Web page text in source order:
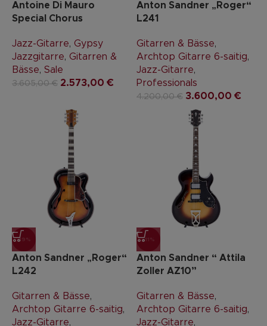
Antoine Di Mauro
Special Chorus
Jazz-Gitarre, Gypsy
Jazzgitarre, Gitarren &
Bässe, Sale
3.605,00€ 2.573,00 €
Anton Sandner „Roger“
L241
Gitarren & Bässe,
Archtop Gitarre 6-saitig,
Jazz-Gitarre,
Professionals
4.200,00€ 3.600,00 €
-19%
Anton Sandner „Roger“
L242
Gitarren & Bässe,
Archtop Gitarre 6-saitig,
Jazz-Gitarre,
-11%
Anton Sandner “ Attila
Zoller AZ10”
Gitarren & Bässe,
Archtop Gitarre 6-saitig,
Jazz-Gitarre,